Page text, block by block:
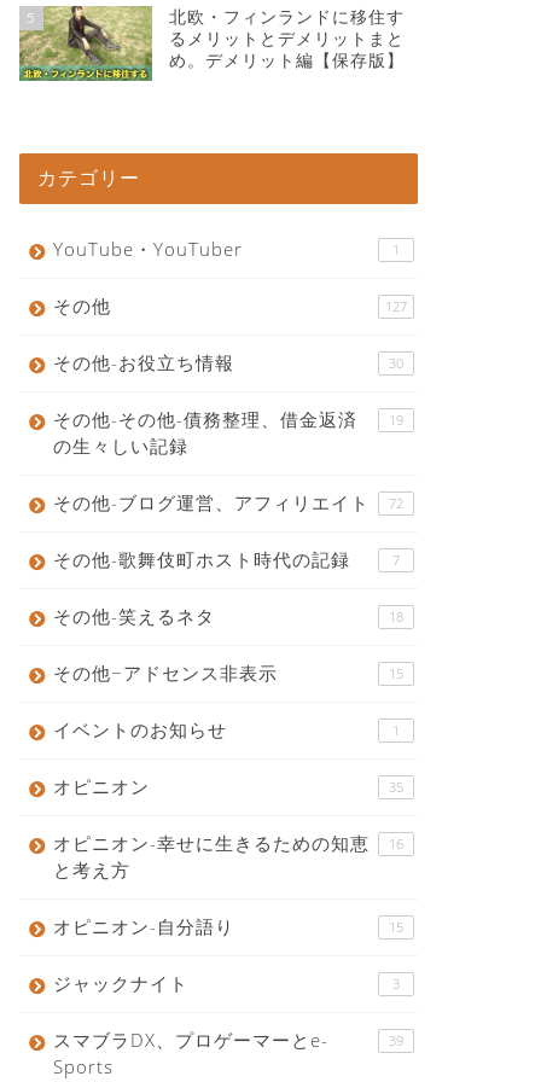
5
北欧・フィンランドに移住す
るメリットとデメリットまと
め。デメリット編【保存版】
カテゴリー
YouTube・YouTuber 1
その他 127
その他-お役立ち情報 30
その他-その他-債務整理、借金返済
の生々しい記録
19
その他-ブログ運営、アフィリエイト 72
その他-歌舞伎町ホスト時代の記録 7
その他-笑えるネタ 18
その他−アドセンス非表示 15
イベントのお知らせ 1
オピニオン 35
オピニオン-幸せに生きるための知恵
と考え方
16
オピニオン-自分語り 15
ジャックナイト 3
スマブラDX、プロゲーマーとe-
Sports
39